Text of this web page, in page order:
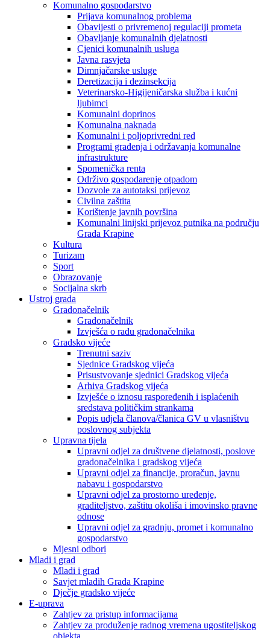
Komunalno gospodarstvo
Prijava komunalnog problema
Obavijesti o privremenoj regulaciji prometa
Obavljanje komunalnih djelatnosti
Cjenici komunalnih usluga
Javna rasvjeta
Dimnjačarske usluge
Deretizacija i dezinsekcija
Veterinarsko-Higijeničarska služba i kućni
ljubimci
Komunalni doprinos
Komunalna naknada
Komunalni i poljoprivredni red
Programi građenja i održavanja komunalne
infrastrukture
Spomenička renta
Održivo gospodarenje otpadom
Dozvole za autotaksi prijevoz
Civilna zaštita
Korištenje javnih površina
Komunalni linijski prijevoz putnika na području
Grada Krapine
Kultura
Turizam
Sport
Obrazovanje
Socijalna skrb
Ustroj grada
Gradonačelnik
Gradonačelnik
Izvješća o radu gradonačelnika
Gradsko vijeće
Trenutni saziv
Sjednice Gradskog vijeća
Prisustvovanje sjednici Gradskog vijeća
Arhiva Gradskog vijeća
Izvješće o iznosu raspoređenih i isplaćenih
sredstava političkim strankama
Popis udjela članova/članica GV u vlasništvu
poslovnog subjekta
Upravna tijela
Upravni odjel za društvene djelatnosti, poslove
gradonačelnika i gradskog vijeća
Upravni odjel za financije, proračun, javnu
nabavu i gospodarstvo
Upravni odjel za prostorno uređenje,
graditeljstvo, zaštitu okoliša i imovinsko pravne
odnose
Upravni odjel za gradnju, promet i komunalno
gospodarstvo
Mjesni odbori
Mladi i grad
Mladi i grad
Savjet mladih Grada Krapine
Dječje gradsko vijeće
E-uprava
Zahtjev za pristup informacijama
Zahtjev za produženje radnog vremena ugostiteljskog
objekta